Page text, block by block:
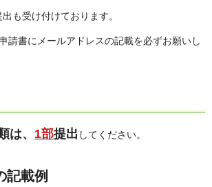
も受け付けております。
書にメールアドレスの記載を必ずお願いし
は、 1部提出 してください。
記載例